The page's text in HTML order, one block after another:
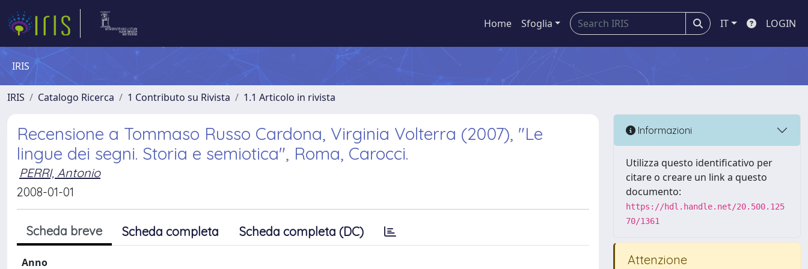
Home Sfoglia IT LOGIN
IRIS
IRIS Catalogo Ricerca 1 Contributo su Rivista 1.1 Articolo in rivista
Recensione a Tommaso Russo Cardona, Virginia Volterra (2007), "Le
lingue dei segni. Storia e semiotica", Roma, Carocci.
PERRI, Antonio
2008-01-01
Scheda breve Scheda completa Scheda completa (DC)
Anno
Informazioni
Utilizza questo identificativo per
citare o creare un link a questo
documento:
https://hdl.handle.net/20.500.125
70/1361
Attenzione